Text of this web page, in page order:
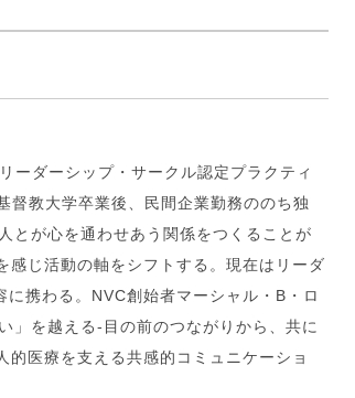
ダーシップ・サークル認定プラクティ
教大学卒業後、民間企業勤務ののち独
とが心を通わせあう関係をつくることが
感じ活動の軸をシフトする。現在はリーダ
携わる。NVC創始者マーシャル・B・ロ
」を越える-目の前のつながりから、共に
医療を支える共感的コミュニケーショ